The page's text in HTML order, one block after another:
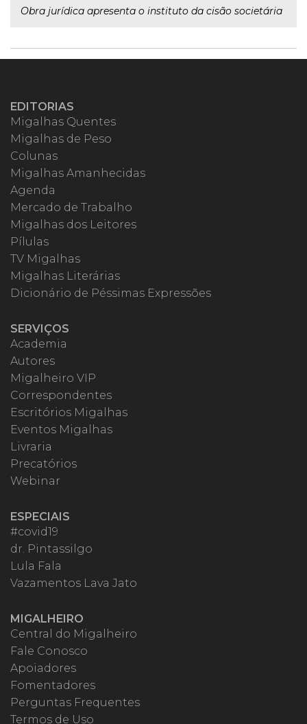
Obra jurídica apresenta o instituto da cisão societária
EDITORIAS
Migalhas Quentes
Migalhas de Peso
Colunas
Migalhas Amanhecidas
Agenda
Mercado de Trabalho
Migalhas dos Leitores
Pílulas
TV Migalhas
Migalhas Literárias
Dicionário de Péssimas Expressões
SERVIÇOS
Academia
Autores
Migalheiro VIP
Correspondentes
Escritórios Migalhas
Eventos Migalhas
Livraria
Precatórios
Webinar
ESPECIAIS
#covid19
dr. Pintassilgo
Lula Fala
Vazamentos Lava Jato
MIGALHEIRO
Central do Migalheiro
Fale Conosco
Apoiadores
Fomentadores
Perguntas Frequentes
Termos de Uso